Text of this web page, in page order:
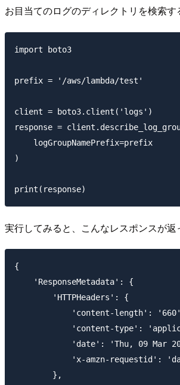
お目当てのログのディレクトリを検索す
import boto3
prefix = '/aws/lambda/test'
client = boto3.client('logs')
response =
    logGroupNamePrefix=prefix
)
実行してみると、こんなレスポンスが返
{
    'ResponseMetadata': {
        'HTTPHeaders': {
'content-length':
'content-type':
'date': 'Thu, 09 Mar
'x-amzn-requestid':
        },